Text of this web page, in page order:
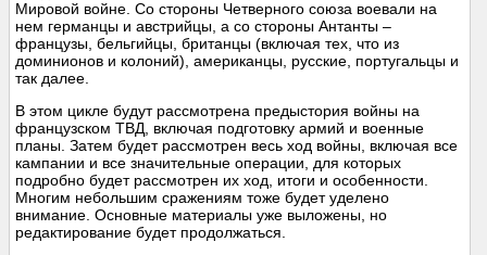
Мировой войне. Со стороны Четверного союза воевали на
нем германцы и австрийцы, а со стороны Антанты –
французы, бельгийцы, британцы (включая тех, что из
доминионов и колоний), американцы, русские, португальцы и
так далее.
В этом цикле будут рассмотрена предыстория войны на
французском ТВД, включая подготовку армий и военные
планы. Затем будет рассмотрен весь ход войны, включая все
кампании и все значительные операции, для которых
подробно будет рассмотрен их ход, итоги и особенности.
Многим небольшим сражениям тоже будет уделено
внимание. Основные материалы уже выложены, но
редактирование будет продолжаться.